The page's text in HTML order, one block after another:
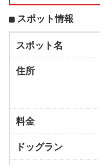
スポット情報
スポット名
住所
料金
ドッグラン